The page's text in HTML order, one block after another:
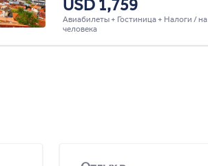
USD 1,759
Авиабилеты + Гостиница + Налоги / на
человека